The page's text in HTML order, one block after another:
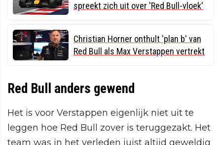
spreekt zich uit over 'Red Bull-vloek'
Christian Horner onthult 'plan b' van
Red Bull als Max Verstappen vertrekt
Red Bull anders gewend
Het is voor Verstappen eigenlijk niet uit te
leggen hoe Red Bull zover is teruggezakt. Het
team was in het verleden juist altijd geweldig